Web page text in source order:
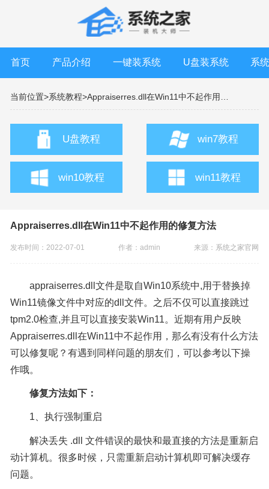
首页 产品介绍 一键装系统 U盘装系统 系
当前位置>系统教程>
U盘教程 win7教程
win10教程 win11教程
Appraiserres.dll在Win11中不起作用的修复方法
发布时间：2022-07-01 作者：admin 来源： 系统之家官网
appraiserres.dll文件是取自Win10系统中,用于替换掉
Win11镜像文件中对应的dll文件。之后不仅可以直接跳过
tpm2.0检查,并且可以直接安装Win11。近期有用户反映
Appraiserres.dll在Win11中不起作用，那么有没有什么方法
可以修复呢？有遇到同样问题的朋友们，可以参考以下操
作哦。
修复方法如下：
1、执行强制重启
解决丢失 .dll 文件错误的最快和最直接的方法是重新启
动计算机。很多时候，只需重新启动计算机即可解决缓存
问题。